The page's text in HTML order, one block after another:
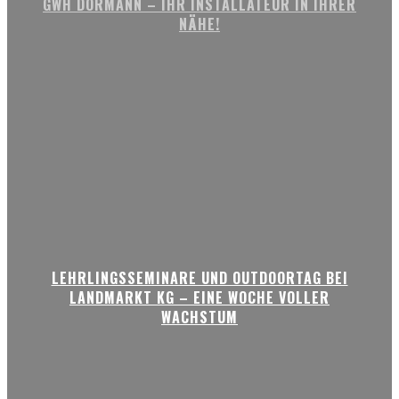
NÄHE!
LEHRLINGSSEMINARE UND OUTDOORTAG BEI
LANDMARKT KG – EINE WOCHE VOLLER
WACHSTUM